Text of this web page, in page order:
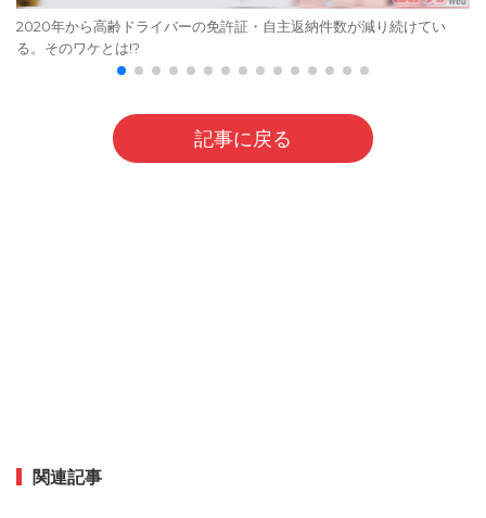
2020年から高齢ドライバーの免許証・自主返納件数が減り続けてい
る。そのワケとは!?
記事に戻る
関連記事